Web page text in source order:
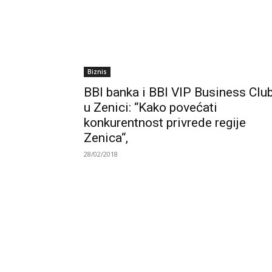
Biznis
BBI banka i BBI VIP Business
u Zenici: “Kako povećati
konkurentnost privrede regije
Zenica“,
28/02/2018